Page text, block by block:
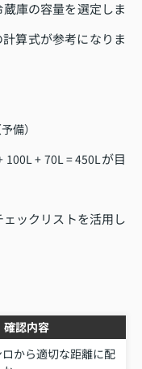
庫の容量を選定しま
算式が参考になりま
備）
+ 70L = 450Lが目
ックリストを活用し
確認内容
から適切な距離に配